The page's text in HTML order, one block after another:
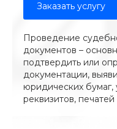
Заказать услугу
Проведение
документов –
подтвердить или
документации,
юридических бумаг,
реквизитов,